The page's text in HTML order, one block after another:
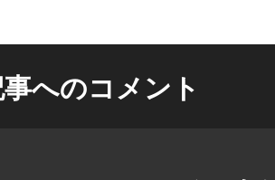
へのコメント